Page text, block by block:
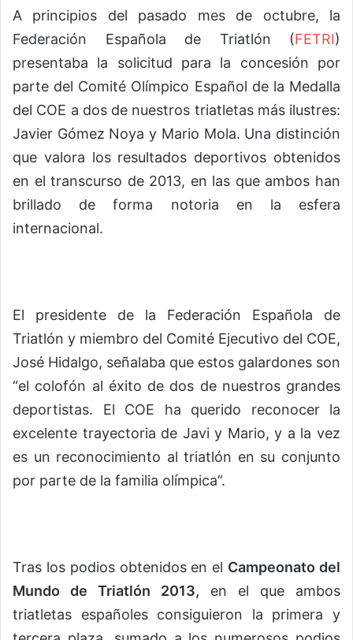
A principios del pasado mes de octubre, la
Federación Española de Triatlón (FETRI)
presentaba la solicitud para la concesión por
parte del Comité Olímpico Español de la Medalla
del COE a dos de nuestros triatletas más ilustres:
Javier Gómez Noya y Mario Mola. Una distinción
que valora los resultados deportivos obtenidos
en el transcurso de 2013, en las que ambos han
brillado de forma notoria en la esfera
internacional.
El presidente de la Federación Española de
Triatlón y miembro del Comité Ejecutivo del COE,
José Hidalgo, señalaba que estos galardones son
“el colofón al éxito de dos de nuestros grandes
deportistas. El COE ha querido reconocer la
excelente trayectoria de Javi y Mario, y a la vez
es un reconocimiento al triatlón en su conjunto
por parte de la familia olímpica”.
Tras los podios obtenidos en el Campeonato del
Mundo de Triatlón 2013, en el que ambos
triatletas españoles consiguieron la primera y